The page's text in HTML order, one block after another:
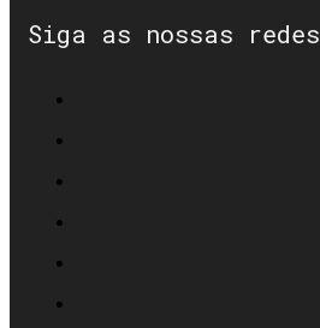
Siga as nossas redes